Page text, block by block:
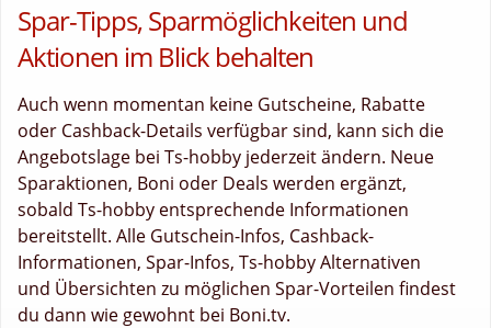
Spar-Tipps, Sparmöglichkeiten und
Aktionen im Blick behalten
Auch wenn momentan keine Gutscheine, Rabatte
oder Cashback-Details verfügbar sind, kann sich die
Angebotslage bei Ts-hobby jederzeit ändern. Neue
Sparaktionen, Boni oder Deals werden ergänzt,
sobald Ts-hobby entsprechende Informationen
bereitstellt. Alle Gutschein-Infos, Cashback-
Informationen, Spar-Infos, Ts-hobby Alternativen
und Übersichten zu möglichen Spar-Vorteilen findest
du dann wie gewohnt bei Boni.tv.